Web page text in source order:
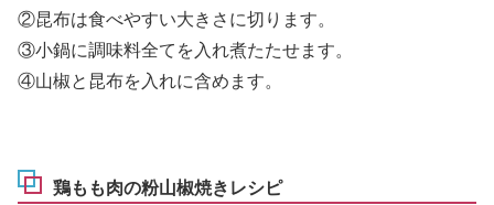
②昆布は食べやすい大きさに切ります。
③小鍋に調味料全てを入れ煮たたせます。
④山椒と昆布を入れに含めます。
鶏もも肉の粉山椒焼きレシピ